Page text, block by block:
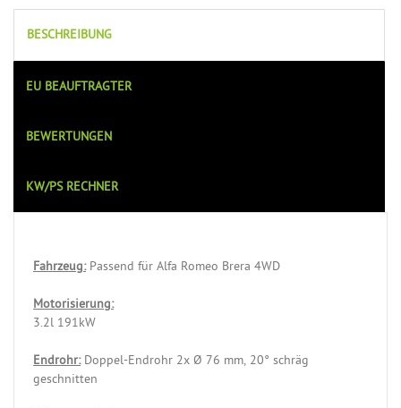
BESCHREIBUNG
EU BEAUFTRAGTER
BEWERTUNGEN
KW/PS RECHNER
Fahrzeug:Passend für Alfa Romeo Brera 4WD
Motorisierung:
3.2l 191kW
Endrohr:Doppel-Endrohr 2x Ø 76 mm, 20° schräg
geschnitten